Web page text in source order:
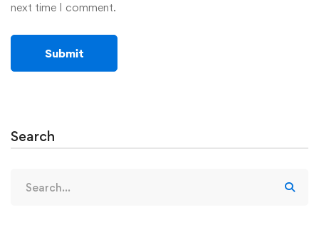
next time I comment.
Search
for: